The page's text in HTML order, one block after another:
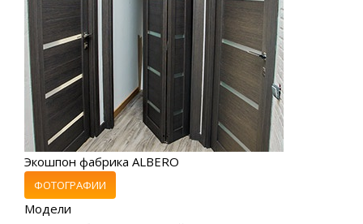
Экошпон фабрика ALBERO
ФОТОГРАФИИ
Модели